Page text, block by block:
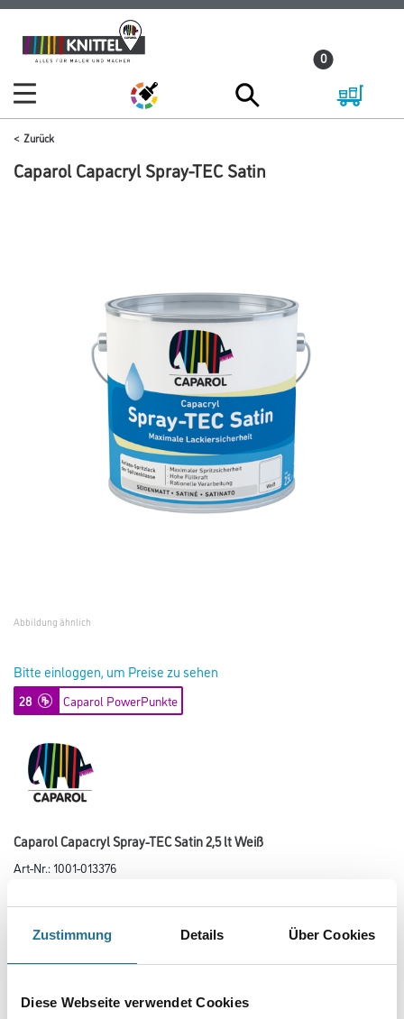
Zustimmung Details Über Cookies
Diese Webseite verwendet Cookies
Zum
Inhalt
Zum
Navigationsmenü
0
Zurück
Caparol Capacryl Spray-TEC Satin
Abbildung ähnlich
Bitte einloggen, um Preise zu sehen
28 Caparol PowerPunkte
Caparol Capacryl Spray-TEC Satin 2,5 lt Weiß
Art-Nr.:1001-013376
Farbtonbezeichnung
Glanzgrad